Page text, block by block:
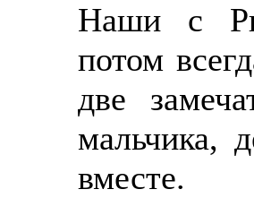
Наши с
потом
две
мальчика,
вместе.